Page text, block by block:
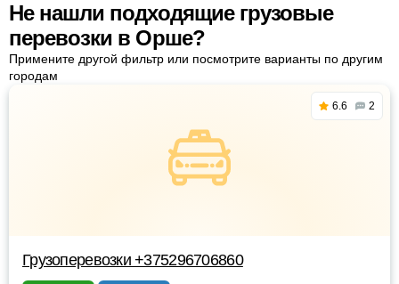
Не нашли подходящие грузовые
перевозки в Орше?
Примените другой фильтр или посмотрите варианты по другим
городам
6.6 2
Грузоперевозки +375296706860